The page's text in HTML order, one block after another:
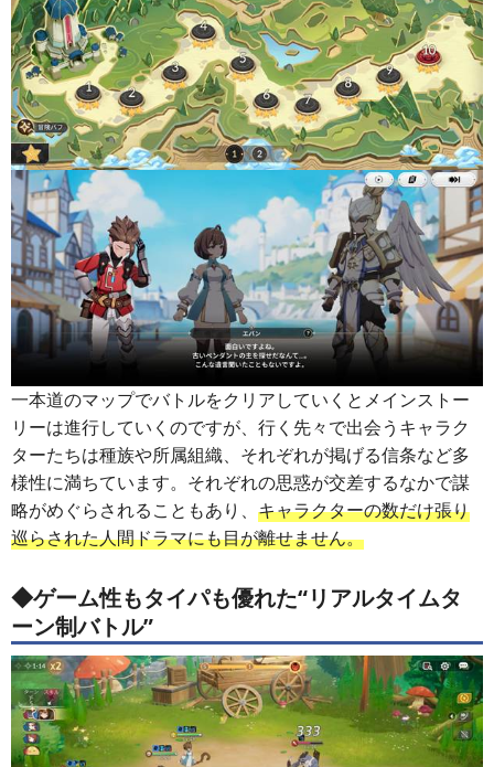
一本道のマップでバトルをクリアしていくとメインストー
リーは進行していくのですが、行く先々で出会うキャラク
ターたちは種族や所属組織、それぞれが掲げる信条など多
様性に満ちています。それぞれの思惑が交差するなかで謀
略がめぐらされることもあり、 キャラクターの数だけ張り
巡らされた人間ドラマにも目が離せません。
◆ゲーム性もタイパも優れた“リアルタイムタ
ーン制バトル”